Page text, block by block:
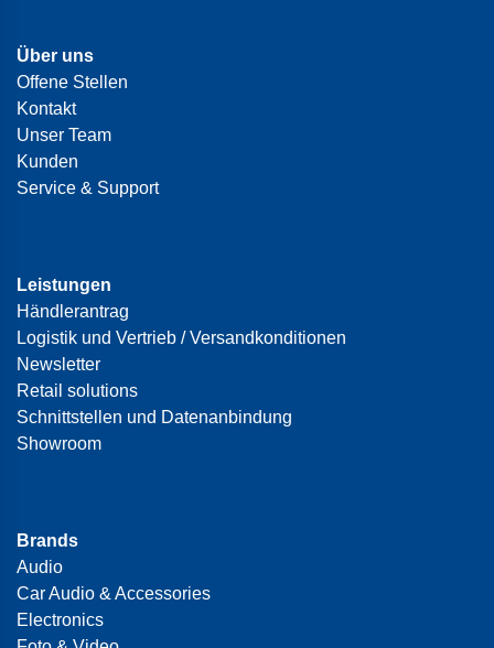
Über uns
Offene Stellen
Kontakt
Unser Team
Kunden
Service & Support
Leistungen
Händlerantrag
Logistik und Vertrieb / Versandkonditionen
Newsletter
Retail solutions
Schnittstellen und Datenanbindung
Showroom
Brands
Audio
Car Audio & Accessories
Electronics